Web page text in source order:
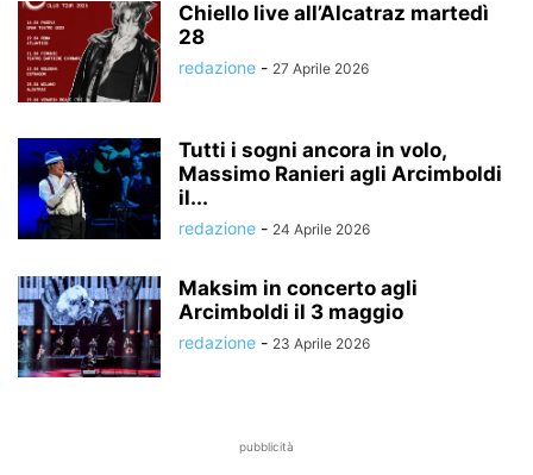
Chiello live all’Alcatraz martedì
28
redazione - 27 Aprile 2026
Tutti i sogni ancora in volo,
Massimo Ranieri agli Arcimboldi
il...
redazione - 24 Aprile 2026
Maksim in concerto agli
Arcimboldi il 3 maggio
redazione - 23 Aprile 2026
pubblicità